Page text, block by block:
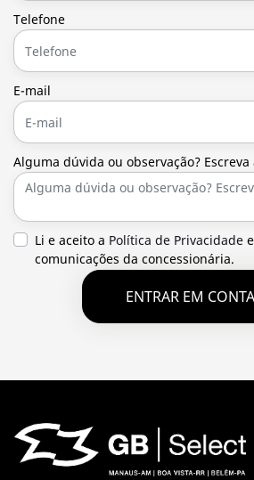
Telefone
E-mail
Alguma dúvida ou observação? Escreva
Li e aceito a Política de Privacidade
comunicações da concessionária.
ENTRAR EM